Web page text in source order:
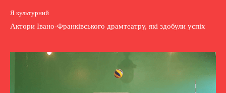
Я культурний
Актори Івано-Франківського драмтеатру, які здобули успіх